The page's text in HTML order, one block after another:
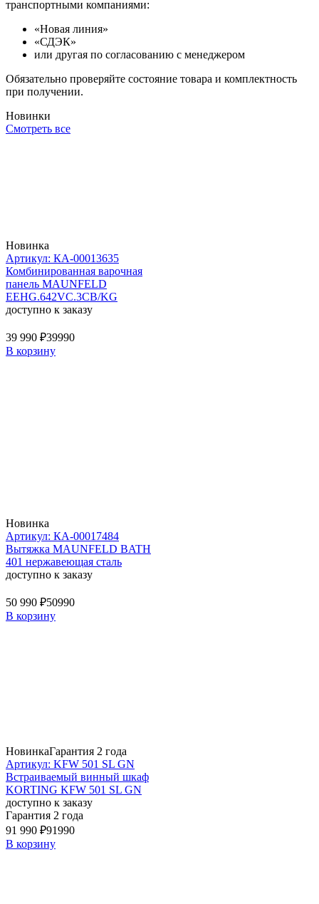
транспортными компаниями:
«Новая линия»
«СДЭК»
или другая по согласованию с менеджером
Обязательно проверяйте состояние товара и комплектность
при получении.
Новинки
Смотреть все
Новинка
Артикул: КА-00013635
Комбинированная варочная
панель MAUNFELD
EEHG.642VC.3CB/KG
доступно к заказу
39 990 ₽39990
В корзину
Новинка
Артикул: КА-00017484
Вытяжка MAUNFELD BATH
401 нержавеющая сталь
доступно к заказу
50 990 ₽50990
В корзину
НовинкаГарантия 2 года
Артикул: KFW 501 SL GN
Встраиваемый винный шкаф
KORTING KFW 501 SL GN
доступно к заказу
Гарантия 2 года
91 990 ₽91990
В корзину